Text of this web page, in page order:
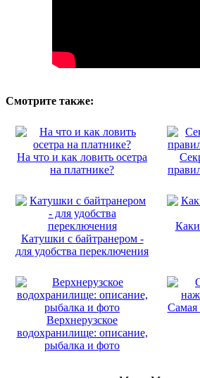
Смотрите также:
На что и как ловить осетра
на платнике?
Катушки с байтранером -
для удобства переключения
Верхнерузское
водохранилище: описание,
рыбалка и фото
Самая